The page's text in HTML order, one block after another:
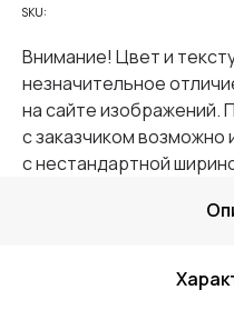
SKU:
Внимание! Цвет и
незначительное
на сайте изображений.
с заказчиком возможно
с нестандартной